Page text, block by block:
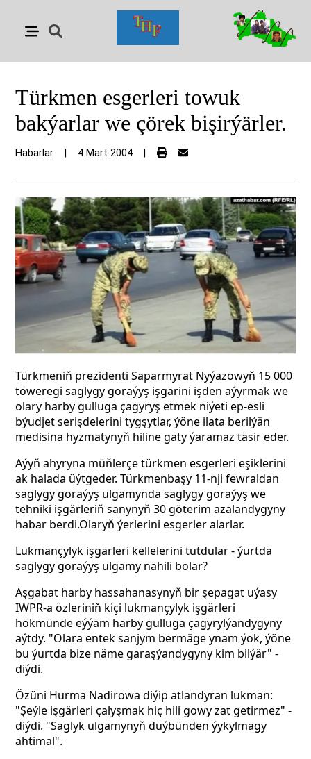
Türkmen esgerleri towuk
bakýarlar we çörek bişirýärler.
Habarlar 4 Mart 2004
Türkmeniň prezidenti Saparmyrat Nyýazowyň 15 000
töweregi saglygy goraýyş işgärini işden aýyrmak we
olary harby gulluga çagyryş etmek niýeti ep-esli
býudjet serişdelerini tygşytlar, ýöne ilata berilýän
medisina hyzmatynyň hiline gaty ýaramaz täsir eder.
Aýyň ahyryna müňlerçe türkmen esgerleri eşiklerini
ak halada üýtgeder. Türkmenbaşy 11-nji fewraldan
saglygy goraýyş ulgamynda saglygy goraýyş we
tehniki işgärleriň sanynyň 30 göterim azalandygyny
habar berdi.Olaryň ýerlerini esgerler alarlar.
Lukmançylyk işgärleri kellelerini tutdular - ýurtda
saglygy goraýyş ulgamy nähili bolar?
Aşgabat harby hassahanasynyň bir şepagat uýasy
IWPR-a özleriniň kiçi lukmançylyk işgärleri
hökmünde eýýäm harby gulluga çagyrylýandygyny
aýtdy. "Olara entek sanjym bermäge ynam ýok, ýöne
bu ýurtda bize näme garaşýandygyny kim bilýär" -
diýdi.
Özüni Hurma Nadirowa diýip atlandyran lukman:
"Şeýle işgärleri çalyşmak hiç hili gowy zat getirmez" -
diýdi. "Saglyk ulgamynyň düýbünden ýykylmagy
ähtimal".